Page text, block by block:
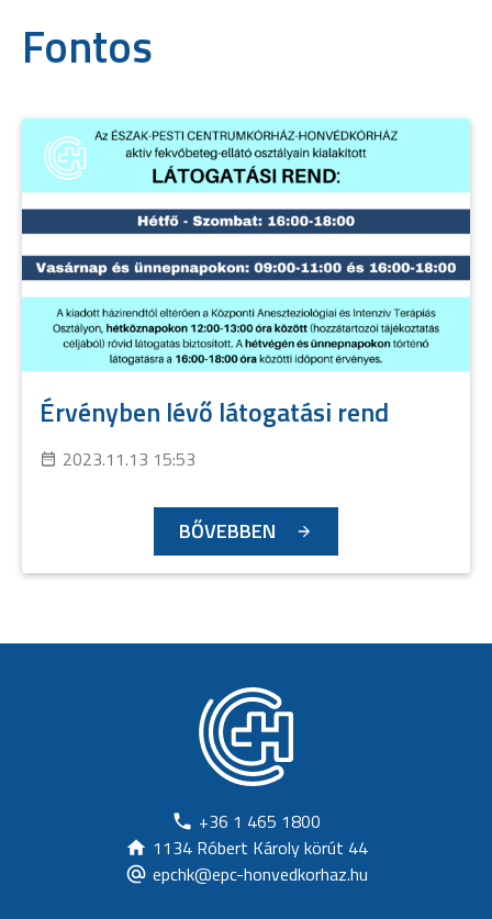
Fontos
Érvényben lévő látogatási rend
2023.11.13 15:53
BŐVEBBEN
+36 1 465 1800
1134 Róbert Károly körút 44
epchk@epc-honvedkorhaz.hu